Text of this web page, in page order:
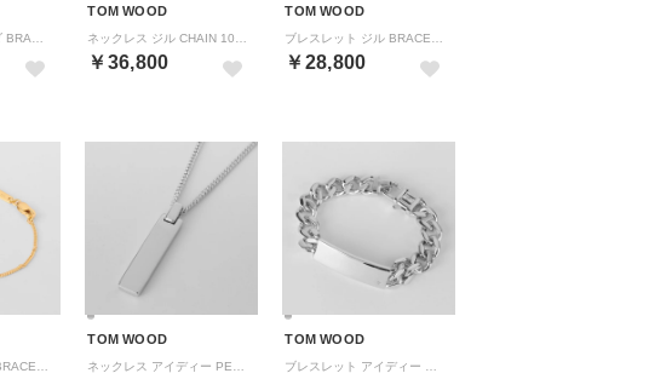
TOM WOOD
￥36,800
TOM WOOD
￥28,800
TOM WOOD TOM WOOD